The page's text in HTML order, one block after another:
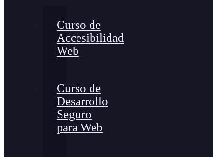
Curso de
Accesibilidad
Web
Curso de
Desarrollo
Seguro
para Web